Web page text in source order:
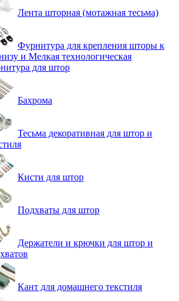
Лента шторная (мотажная тесьма)
Фурнитура для крепления шторы к
и Мелкая технологическая
для штор
Бахрома
Тесьма декоративная для штор и
Кисти для штор
Подхваты для штор
Держатели и крючки для штор и
Кант для домашнего текстиля